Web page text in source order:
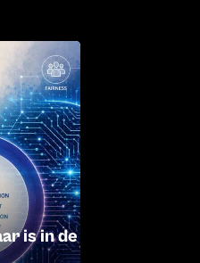
is in de